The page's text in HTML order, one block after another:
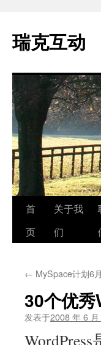
瑞克互动
跳
至
文
首
页
关于我
们
← MySpace计划6
30个优
发表于2008 年 6 月